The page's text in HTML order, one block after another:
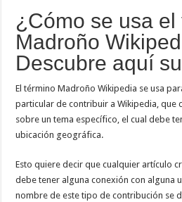
¿Cómo se usa el
Madroño
Descubre aquí
El término Madroño Wikipedia se usa
particular de contribuir a Wikipedia, que
sobre un tema específico, el cual debe
ubicación geográfica.
Esto quiere decir que cualquier artículo
debe tener alguna conexión con alguna
nombre de este tipo de contribución se